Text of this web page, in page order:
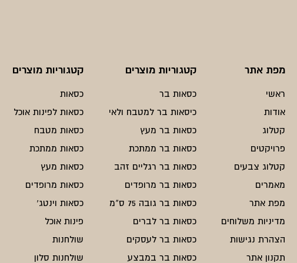
מפת אתר
ראשי
אודות
קטלוג
פרויקטים
קטלוג צבעים
מאמרים
מפת אתר
מדיניות משלוחים
הצהרת נגישות
תקנון אתר
קטגוריות מוצרים
כסאות בר
כיסאות בר למטבח ולאי
כסאות בר מעץ
כסאות בר ממתכת
כסאות בר רגליים זהב
כסאות בר מרופדים
כסאות בר גובה 75 ס"מ
כסאות בר לברים
כסאות בר לעסקים
כסאות בר במבצע
קטגוריות מוצרים
כסאות
כסאות לפינות אוכל
כסאות מטבח
כסאות ממתכת
כסאות מעץ
כסאות מרופדים
כסאות וינטג'
פינות אוכל
שולחנות
שולחנות סלון